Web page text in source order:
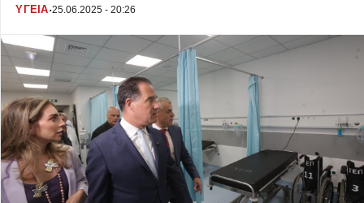
ΥΓΕΙΑ·25.06.2025 - 20:26